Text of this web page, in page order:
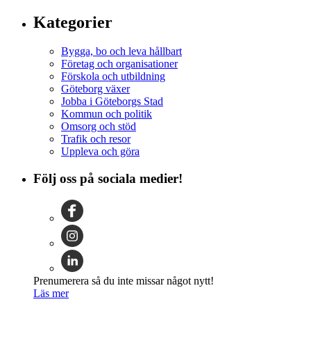
Kategorier
Bygga, bo och leva hållbart
Företag och organisationer
Förskola och utbildning
Göteborg växer
Jobba i Göteborgs Stad
Kommun och politik
Omsorg och stöd
Trafik och resor
Uppleva och göra
Följ oss på sociala medier!
Prenumerera så du inte missar något nytt!
Läs mer